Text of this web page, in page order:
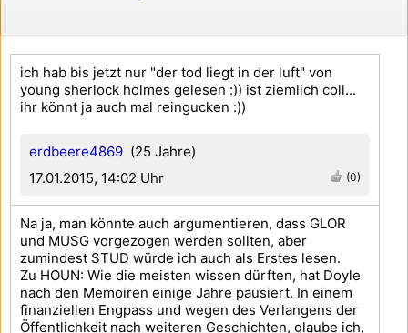
erdbeere4869 (25 Jahre)
17.01.2015, 14:02 Uhr
(0)
ich hab bis jetzt nur "der tod liegt in der luft" von
young sherlock holmes gelesen :)) ist ziemlich coll...
ihr könnt ja auch mal reingucken :))
Na ja, man könnte auch argumentieren, dass GLOR
und MUSG vorgezogen werden sollten, aber
zumindest STUD würde ich auch als Erstes lesen.
Zu HOUN: Wie die meisten wissen dürften, hat Doyle
nach den Memoiren einige Jahre pausiert. In einem
finanziellen Engpass und wegen des Verlangens der
Öffentlichkeit nach weiteren Geschichten, glaube ich,